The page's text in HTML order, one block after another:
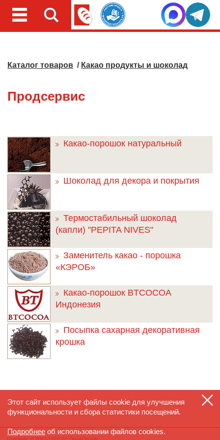
Каталог товаров / Какао продукты и шоколад
Продсервис
Какао-порошок натуральный
Шоколад для декора и покрытия
Термостабильный шоколад
(капли) "PEPITA NIVES"
Заменитель какао - порошка
«КЭРОБ»
Какао-порошок BTCOCOA
Индонезия
Посыпка сахарная декоративная
крошка
Этот сайт использует файлы cookie для улучшения
функциональности и сбора статистики посещений.
Подробнее об использовании файлов cookies.